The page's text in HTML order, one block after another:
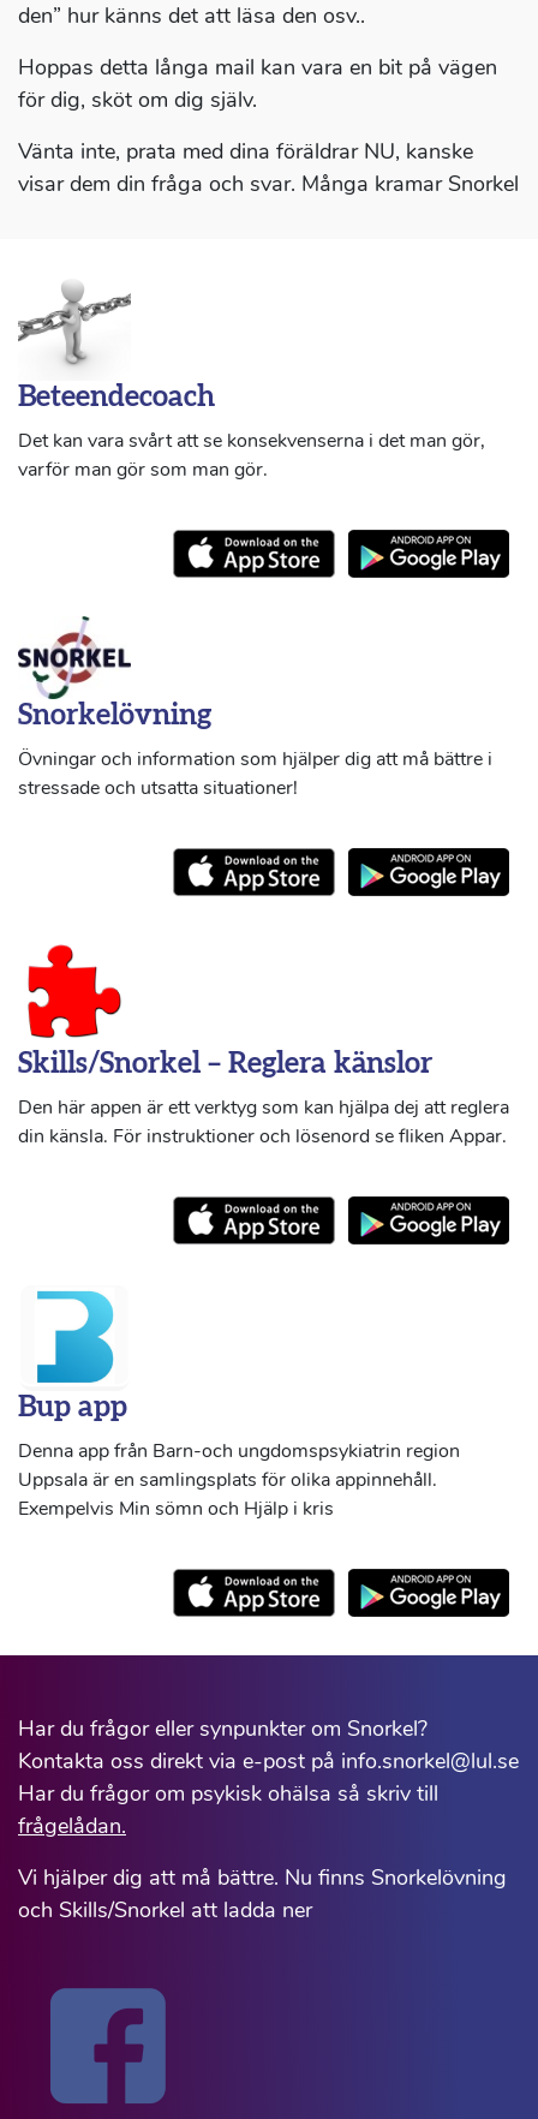
den” hur känns det att läsa den osv..
Hoppas detta långa mail kan vara en bit på vägen
för dig, sköt om dig själv.
Vänta inte, prata med dina föräldrar NU, kanske
visar dem din fråga och svar. Många kramar Snorkel
Beteendecoach
Det kan vara svårt att se konsekvenserna i det man gör,
varför man gör som man gör.
Snorkelövning
Övningar och information som hjälper dig att må bättre i
stressade och utsatta situationer!
Skills/Snorkel – Reglera känslor
Den här appen är ett verktyg som kan hjälpa dej att reglera
din känsla. För instruktioner och lösenord se fliken Appar.
Bup app
Denna app från Barn-och ungdomspsykiatrin region
Uppsala är en samlingsplats för olika appinnehåll.
Exempelvis Min sömn och Hjälp i kris
Har du frågor eller synpunkter om Snorkel?
Kontakta oss direkt via e-post på info.snorkel@lul.se
Har du frågor om psykisk ohälsa så skriv till
frågelådan.
Vi hjälper dig att må bättre. Nu finns Snorkelövning
och Skills/Snorkel att ladda ner